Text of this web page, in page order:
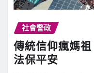
社會警政
傳統信仰瘋媽
法保平安